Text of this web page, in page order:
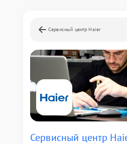
Сервисный центр Haier
Сервисный центр